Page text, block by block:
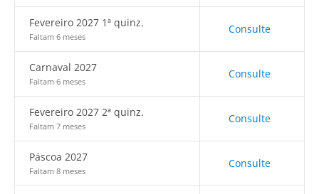
Fevereiro 2027 1ª quinz.
Faltam 6 meses
Consulte
Carnaval 2027
Faltam 6 meses
Consulte
Fevereiro 2027 2ª quinz.
Faltam 7 meses
Consulte
Páscoa 2027
Faltam 8 meses
Consulte